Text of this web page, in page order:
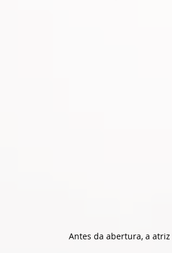
Antes da abertura, a